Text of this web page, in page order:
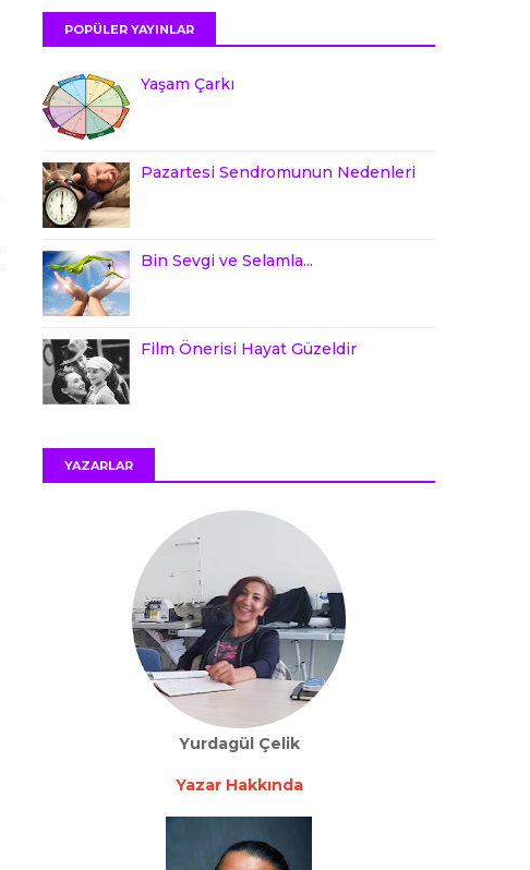
POPÜLER YAYINLAR
Yaşam Çarkı
Pazartesi Sendromunun Nedenleri
Bin Sevgi ve Selamla...
Film Önerisi Hayat Güzeldir
YAZARLAR
Yurdagül Çelik
Yazar Hakkında